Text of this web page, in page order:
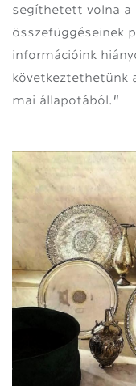
segíthetett volna
összefüggéseinek
információink
következtethetünk
mai állapotából. "